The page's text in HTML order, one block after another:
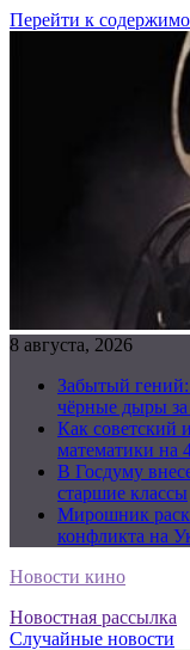
Перейти к
8 августа, 2026
Забытый гений:
чёрные дыры
Как советский
математики на
В Госдуму
старшие классы
Мирошник
конфликта на
Новости кино
Новостная рассылка
Случайные новости